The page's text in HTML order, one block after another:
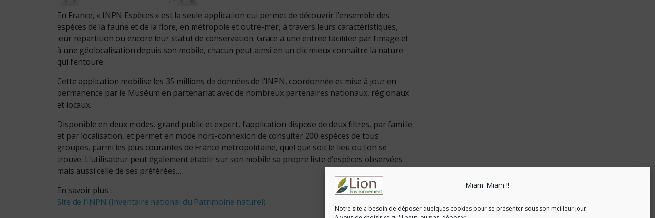
Miam-Miam !!
Notre site a besoin de déposer quelques cookies pour se présenter sous son meilleur jour.
En France, « INPN Espèces » est la seule application qui permet de découvrir l’ensemble des
espèces de la faune et de la flore, en métropole et outre-mer, à travers leurs caractéristiques,
leur répartition ou encore leur statut de conservation. Grâce à une entrée facilitée par l’image et
à une géolocalisation depuis son mobile, chacun peut ainsi en un clic mieux connaître la nature
qui l’entoure.
Cette application mobilise les 35 millions de données de l’INPN, coordonnée et mise à jour en
permanence par le Muséum en partenariat avec de nombreux partenaires nationaux, régionaux
et locaux.
Disponible en deux modes, grand public et expert, l’application dispose de deux filtres, par famille
et par localisation, et permet en mode hors-connexion de consulter 200 espèces de tous
groupes, parmi les plus courantes de France métropolitaine, quel que soit le lieu où l’on se
trouve. L’utilisateur peut également établir sur son mobile sa propre liste d’espèces observées
mais aussi celle de ses préférées…
En savoir plus :
Site de l’INPN (Inventaire national du Patrimoine naturel)